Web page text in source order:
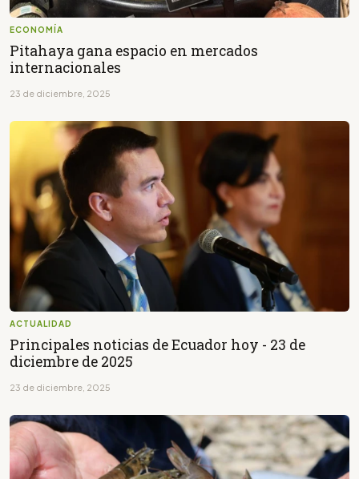
ECONOMÍA
Pitahaya gana espacio en mercados
internacionales
23 de diciembre, 2025
ACTUALIDAD
Principales noticias de Ecuador hoy - 23 de
diciembre de 2025
23 de diciembre, 2025